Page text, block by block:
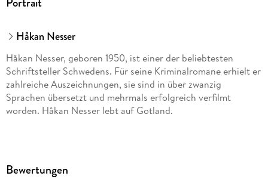
Håkan Nesser
Håkan Nesser, geboren 1950, ist einer der beliebtesten
Schriftsteller Schwedens. Für seine Kriminalromane erhielt er
zahlreiche Auszeichnungen, sie sind in über zwanzig
Sprachen übersetzt und mehrmals erfolgreich verfilmt
worden. Håkan Nesser lebt auf Gotland.
Bewertungen